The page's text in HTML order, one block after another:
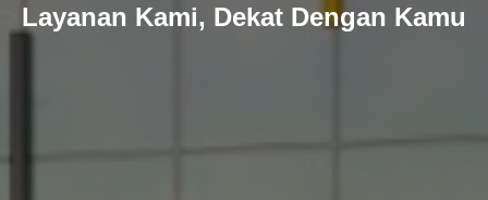
Layanan Kami, Dekat Dengan Kamu